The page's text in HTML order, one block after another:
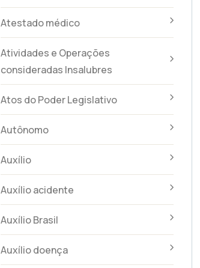
Atestado médico
Atividades e Operações
consideradas Insalubres
Atos do Poder Legislativo
Autônomo
Auxílio
Auxílio acidente
Auxílio Brasil
Auxílio doença